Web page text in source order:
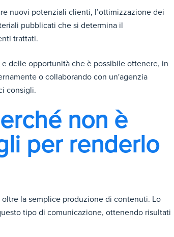
nuovi potenziali clienti, l’ottimizzazione dei
pubblicati che si determina il
trattati.
delle opportunità che è possibile ottenere, in
o collaborando con un'agenzia
consigli.
non è
per renderlo
la semplice produzione di contenuti. Lo
tipo di comunicazione, ottenendo risultati